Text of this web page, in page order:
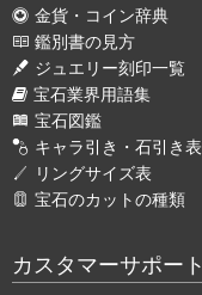
金貨・コイン辞典
鑑別書の見方
ジュエリー刻印一覧
宝石業界用語集
宝石図鑑
キャラ引き・石引き表
リングサイズ表
宝石のカットの種類
カスタマーサポート